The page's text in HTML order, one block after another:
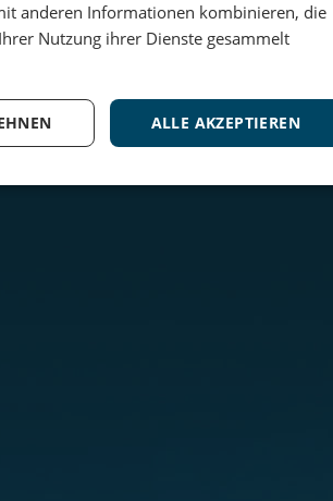
anderen Informationen kombinieren, die
Nutzung ihrer Dienste gesammelt
ALLE AKZEPTIEREN